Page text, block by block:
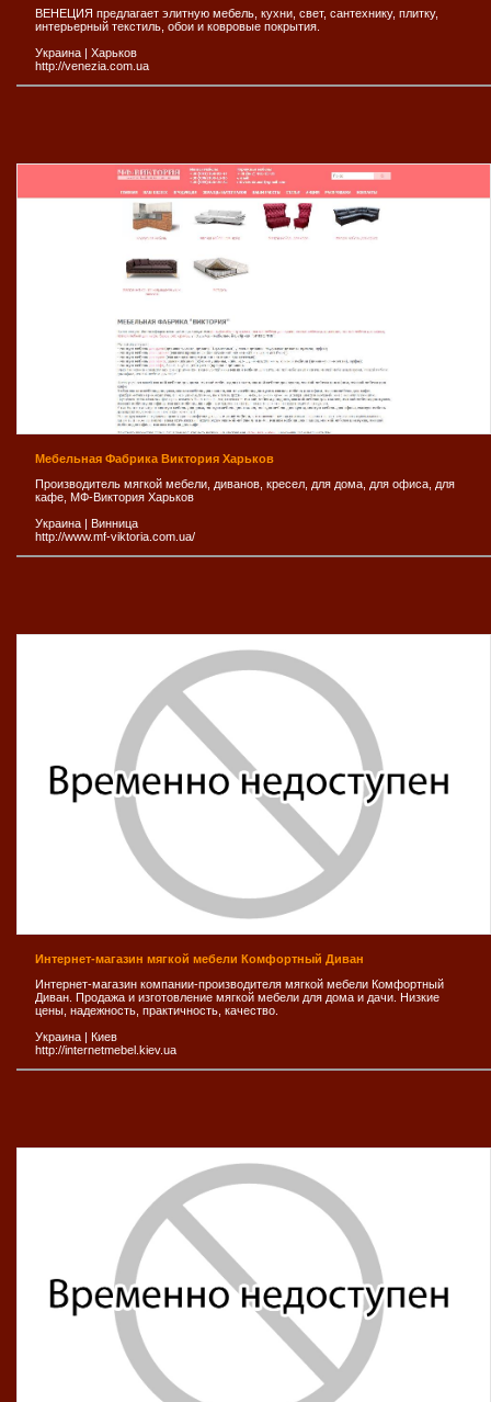
ВЕНЕЦИЯ предлагает элитную мебель, кухни, свет, сантехнику, плитку,
интерьерный текстиль, обои и ковровые покрытия.
Украина | Харьков
http://venezia.com.ua
Мебельная Фабрика Виктория Харьков
Производитель мягкой мебели, диванов, кресел, для дома, для офиса, для
кафе, МФ-Виктория Харьков
Украина | Винница
http://www.mf-viktoria.com.ua/
Интернет-магазин мягкой мебели Комфортный Диван
Интернет-магазин компании-производителя мягкой мебели Комфортный
Диван. Продажа и изготовление мягкой мебели для дома и дачи. Низкие
цены, надежность, практичность, качество.
Украина | Киев
http://internetmebel.kiev.ua